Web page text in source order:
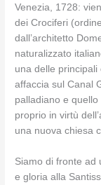
Venezia, 1728:
dei Crociferi
dall’architetto
naturalizzato
una delle principali
affaccia sul Canal
palladiano e
proprio in virtù
una nuova chiesa
Siamo di fronte ad
e gloria alla